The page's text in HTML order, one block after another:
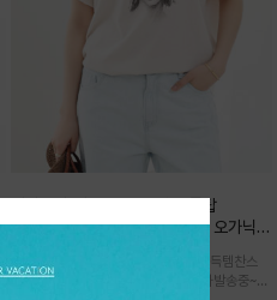
베라노바 어반 우먼 강연 코튼탑
(2color) *한여름 내내 입는 오가닉
워크 (Line Work) & 스케치/감각적
인 아트워크 프린트가 시선을 끄는 루즈
md강력추천 2026 신상품 ★대박 득템찬스
~~ 주.문.대.폭.주 - 전컬러 인기~순차발송중~★